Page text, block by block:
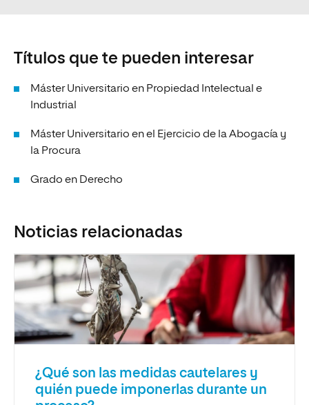
Títulos que te pueden interesar
Máster Universitario en Propiedad Intelectual e
Industrial
Máster Universitario en el Ejercicio de la Abogacía y
la Procura
Grado en Derecho
Noticias relacionadas
¿Qué son las medidas cautelares y
quién puede imponerlas durante un